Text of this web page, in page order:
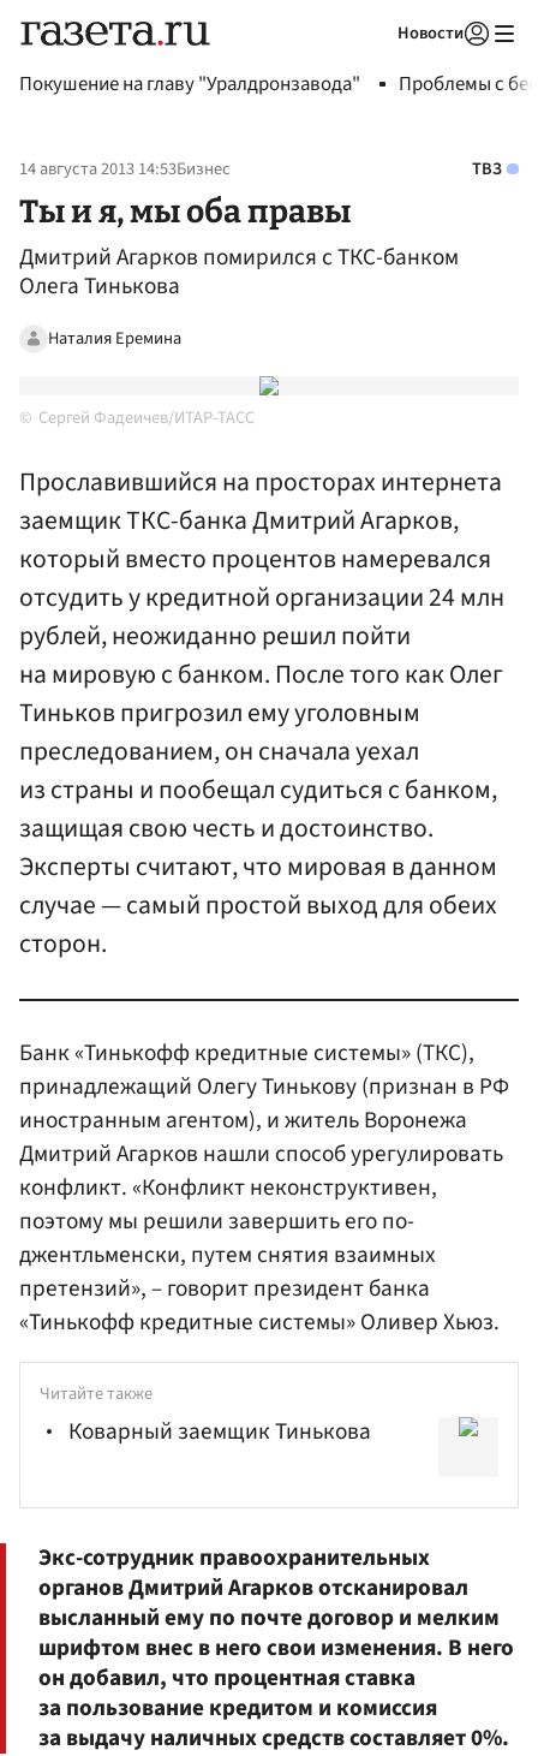
Новости
Покушение на главу "Уралдронзавода" Проблемы с
14 августа 2013 14:53Бизнес ТВЗ
Ты и я, мы оба правы
Дмитрий Агарков помирился с ТКС-банком
Олега Тинькова
Наталия Еремина
Сергей Фадеичев/ИТАР-ТАСС
Прославившийся на просторах интернета
заемщик ТКС-банка Дмитрий Агарков,
который вместо процентов намеревался
отсудить у кредитной организации 24 млн
рублей, неожиданно решил пойти
на мировую с банком. После того как Олег
Тиньков пригрозил ему уголовным
преследованием, он сначала уехал
из страны и пообещал судиться с банком,
защищая свою честь и достоинство.
Эксперты считают, что мировая в данном
случае — самый простой выход для обеих
сторон.
Банк «Тинькофф кредитные системы» (ТКС),
принадлежащий Олегу Тинькову (признан в РФ
иностранным агентом), и житель Воронежа
Дмитрий Агарков нашли способ урегулировать
конфликт. «Конфликт неконструктивен,
поэтому мы решили завершить его по-
джентльменски, путем снятия взаимных
претензий», – говорит президент банка
«Тинькофф кредитные системы» Оливер Хьюз.
Читайте также
Коварный заемщик Тинькова
Экс-сотрудникправоохранительных
органовДмитрий Агарков отсканировал
высланныйемупо почте договор и мелким
шрифтом внес в него свои изменения. В него
он добавил, что процентная ставка
за пользование кредитом и комиссия
за выдачу наличных средств составляет 0%.